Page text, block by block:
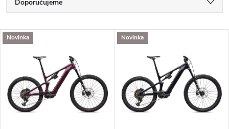
a
e
n
Doporučujeme
Nejdražší
Nejprodávanější
Abecedně
V
p
Novinka Novinka